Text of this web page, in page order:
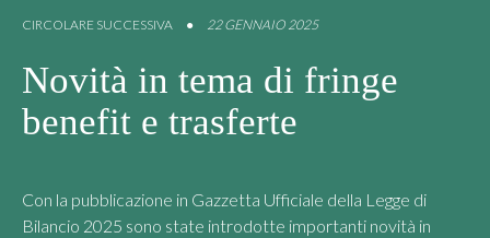
CIRCOLARE SUCCESSIVA ● 22 GENNAIO 2025
Novità in tema di fringe
benefit e trasferte
Con la pubblicazione in Gazzetta Ufficiale della Legge di
Bilancio 2025 sono state introdotte importanti novità in